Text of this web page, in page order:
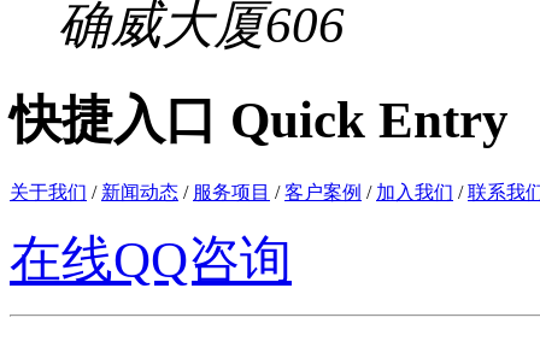
确威大厦606
快捷入口 Quick Entry
关于我们 / 新闻动态 / 服务项目 /客户案例 / 加入我们 /联系我
在线QQ咨询